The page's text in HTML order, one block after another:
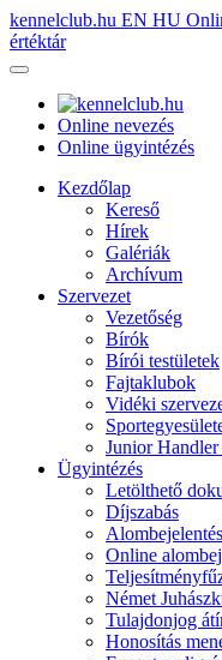
kennelclub.hu EN HU
értéktár
Online nevezés
Online ügyintézés
Kezdőlap
Kereső
Hírek
Galériák
Archívum
Szervezet
Vezetőség
Bírók
Bírói testületek
Fajtaklubok
Vidéki
Junior
Ügyintézés
Letölthető
Díjszabás
Online
Német
Tulajdonjog
Honosítás